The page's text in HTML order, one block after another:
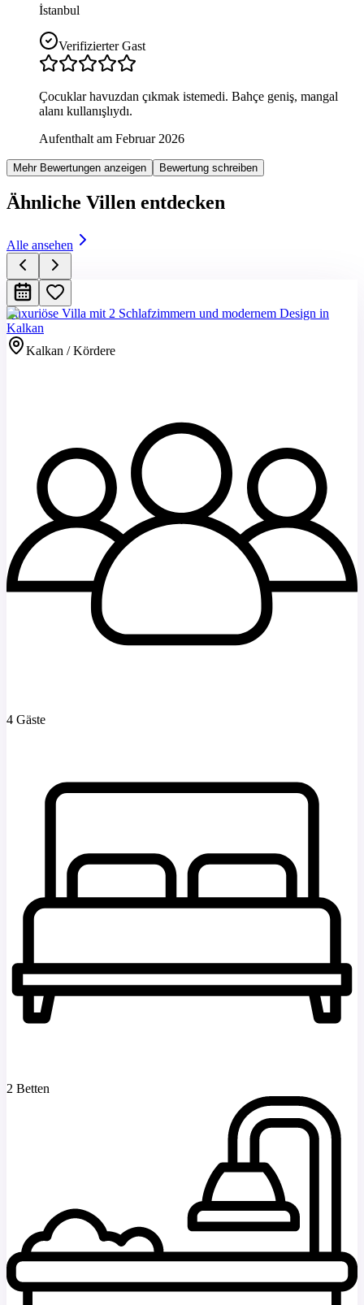
İstanbul
Verifizierter Gast
Çocuklar havuzdan çıkmak istemedi. Bahçe geniş, mangal
alanı kullanışlıydı.
Aufenthalt am Februar 2026
Mehr Bewertungen anzeigen Bewertung schreiben
Ähnliche Villen entdecken
Alle ansehen
Luxuriöse Villa mit 2 Schlafzimmern und modernem Design in
Kalkan
Kalkan / Kördere
4 Gäste
2 Betten